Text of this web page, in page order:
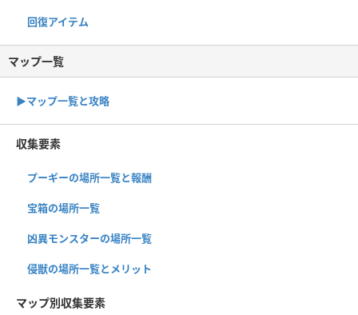
回復アイテム
マップ一覧
▶︎マップ一覧と攻略
収集要素
プーギーの場所一覧と報酬
宝箱の場所一覧
凶異モンスターの場所一覧
侵獣の場所一覧とメリット
マップ別収集要素